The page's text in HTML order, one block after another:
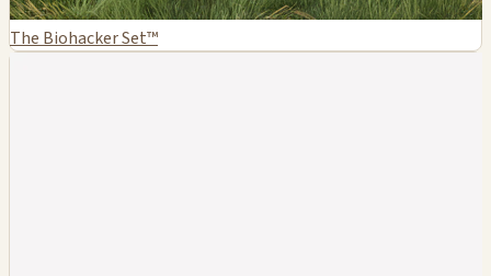
The Biohacker Set™